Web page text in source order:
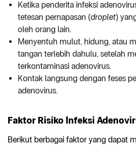
Ketika penderita infeksi
tetesan pernapasan (droplet)
oleh orang lain.
Menyentuh mulut, hidung, atau
tangan terlebih dahulu, setelah
terkontaminasi adenovirus.
Kontak langsung dengan feses
adenovirus.
Faktor Risiko Infeksi
Berikut berbagai faktor yang dapat